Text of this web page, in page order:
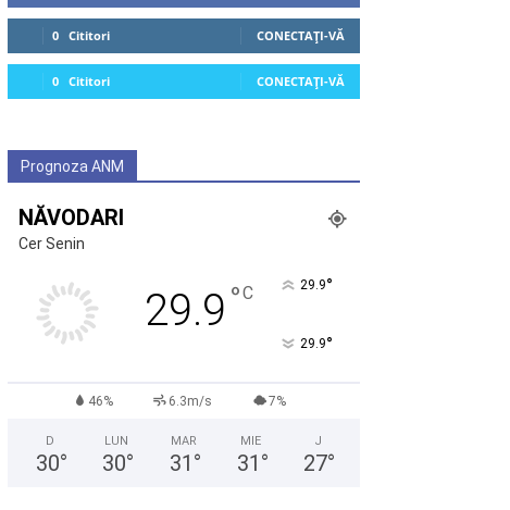
0 Cititori CONECTAȚI-VĂ
0 Cititori CONECTAȚI-VĂ
Prognoza ANM
NĂVODARI
Cer Senin
29.9 °C 29.9°
29.9°
46% 6.3m/s 7%
D
30°
LUN
30°
MAR
31 °
MIE
31 °
J
27°